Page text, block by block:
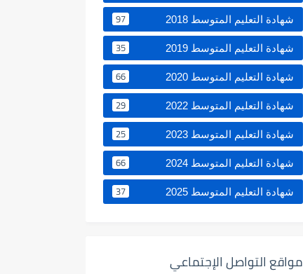
شهادة التعليم المتوسط 2018 97
شهادة التعليم المتوسط 2019 35
شهادة التعليم المتوسط 2020 66
شهادة التعليم المتوسط 2022 29
شهادة التعليم المتوسط 2023 25
شهادة التعليم المتوسط 2024 66
شهادة التعليم المتوسط 2025 37
مواقع التواصل الإجتماعي